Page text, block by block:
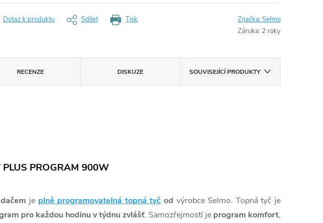
Tisk
Dotaz k produktu Sdílet Značka:Selmo
Záruka: 2 roky
RECENZE DISKUZE SOUVISEJÍCÍ PRODUKTY
PLUS PROGRAM 900W
je plně programovatelná topná tyčod výrobce Selmo. Topná tyč je
pro každou hodinu v týdnu zvlášť. Samozřejmostí je program komfort,